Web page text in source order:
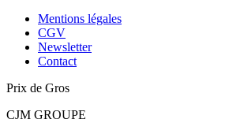
Mentions légales
CGV
Newsletter
Contact
Prix de Gros
CJM GROUPE